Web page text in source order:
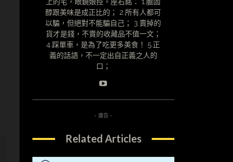
醇跟美味是成正比的； 2.所有人都可
以騙，但絕對不能騙自己； 3.賣掉的
貨才是錢，不賣的收藏品不值一文；
4.踩單車，是為了吃更多美食！ 5.正
義的話語，不一定出自正義之人的
口；
- 廣告 -
Related Articles